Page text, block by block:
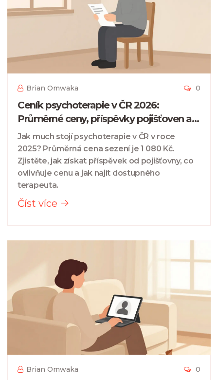
Brian Omwaka 0
Ceník psychoterapie v ČR 2026:
Průměrné ceny, příspěvky pojišťoven a
tipy na úsporu
Jak much stojí psychoterapie v ČR v roce
2025? Průměrná cena sezení je 1 080 Kč.
Zjistěte, jak získat příspěvek od pojišťovny, co
ovlivňuje cenu a jak najít dostupného
terapeuta.
Číst více
Brian Omwaka 0